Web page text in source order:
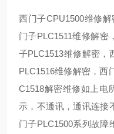
西门子CPU1500维修
门子PLC1511维修解密
子PLC1513维修解密，
PLC1516维修解密，西
C1518解密维修如上电
示，不通讯，通讯连接
门子PLC1500系列故障